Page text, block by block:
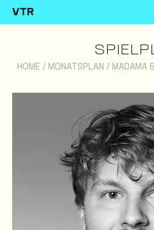
VTR
HOME / MONATSPLAN / MADAMA